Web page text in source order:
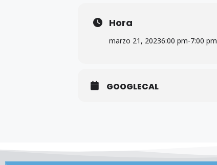
Hora
marzo 21, 20236:00 pm-7:00 pm
GOOGLECAL